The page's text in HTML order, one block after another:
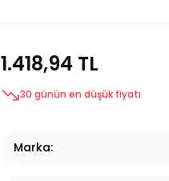
1.418,94 TL
30 günün en düşük fiyatı
Marka